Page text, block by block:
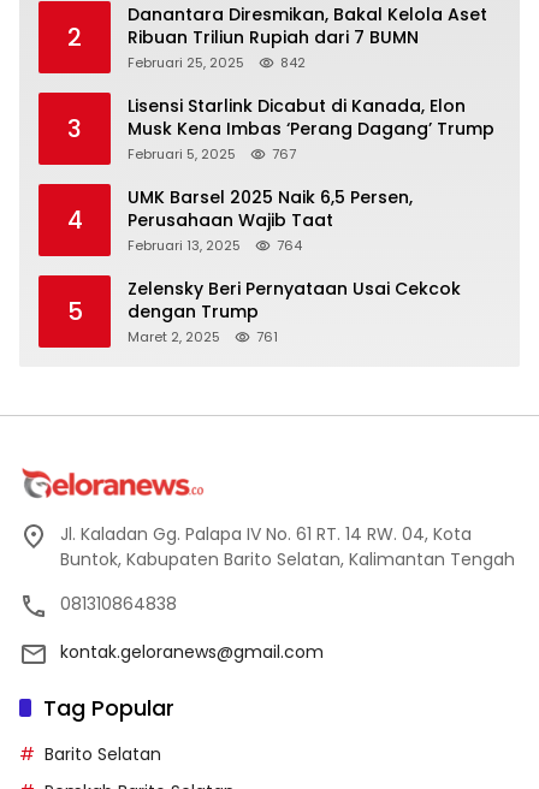
2
Danantara Diresmikan, Bakal Kelola Aset
Ribuan Triliun Rupiah dari 7 BUMN
Februari 25, 2025 842
3
Lisensi Starlink Dicabut di Kanada, Elon
Musk Kena Imbas ‘Perang Dagang’ Trump
Februari 5, 2025 767
4
UMK Barsel 2025 Naik 6,5 Persen,
Perusahaan Wajib Taat
Februari 13, 2025 764
5
Zelensky Beri Pernyataan Usai Cekcok
dengan Trump
Maret 2, 2025 761
Jl. Kaladan Gg. Palapa IV No. 61 RT. 14 RW. 04, Kota
Buntok, Kabupaten Barito Selatan, Kalimantan Tengah
081310864838
kontak.geloranews@gmail.com
Tag Popular
Barito Selatan